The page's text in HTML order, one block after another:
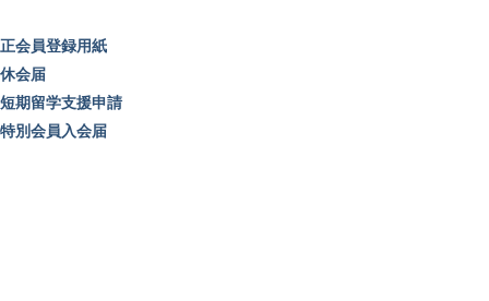
正会員登録用紙
休会届
短期留学支援申請
特別会員入会届